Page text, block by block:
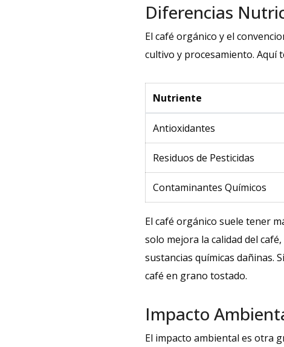
Diferencias
El café orgánico y el
cultivo y procesamiento. Aquí
Nutriente
Antioxidantes
Residuos de Pesticidas
Contaminantes Químicos
El café orgánico suele tener
solo mejora la calidad del
sustancias químicas dañinas.
café en grano tostado.
Impacto
El impacto ambiental es otra